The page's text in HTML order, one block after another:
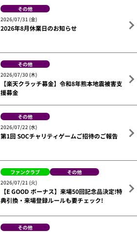
その他
2026/07/31 (金)
2026年8月休業日のお知らせ
その他
2026/07/30 (木)
【楽天クラッチ募金】令和8年熊本地震被害支
援募金
その他
2026/07/22 (水)
第1回 SOCチャリティゲームご招待のご報告
ファンクラブ
その他
2026/07/21 (火)
【E GOOD ボーナス】来場50回記念品決定!特
典引換・来場登録ルールも要チェック!
その他